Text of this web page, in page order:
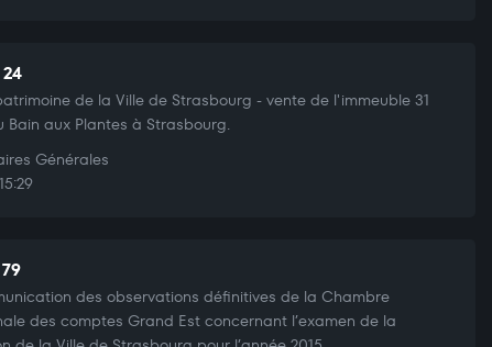
de la Ville de Strasbourg - vente de l'immeuble 31
Bain aux Plantes à Strasbourg.
Générales
des observations définitives de la Chambre
des comptes Grand Est concernant l’examen de la